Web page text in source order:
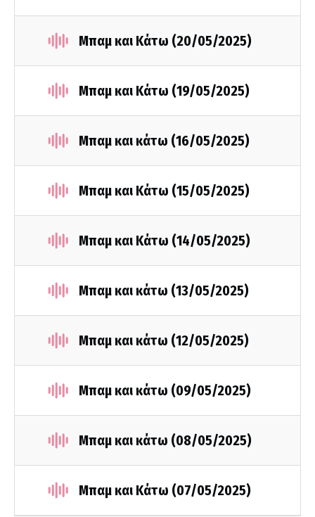
Μπαμ και Κάτω (20/05/2025)
Μπαμ και Κάτω (19/05/2025)
Μπαμ και κάτω (16/05/2025)
Μπαμ και Κάτω (15/05/2025)
Μπαμ και Κάτω (14/05/2025)
Μπαμ και κάτω (13/05/2025)
Μπαμ και κάτω (12/05/2025)
Μπαμ και κάτω (09/05/2025)
Μπαμ και κάτω (08/05/2025)
Μπαμ και Κάτω (07/05/2025)